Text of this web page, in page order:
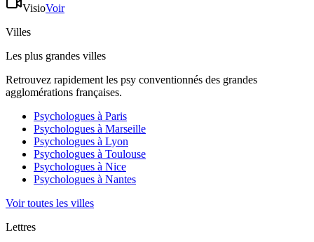
VisioVoir
Villes
Les plus grandes villes
Retrouvez rapidement les psy conventionnés des grandes
agglomérations françaises.
Psychologues à Paris
Psychologues à Marseille
Psychologues à Lyon
Psychologues à Toulouse
Psychologues à Nice
Psychologues à Nantes
Voir toutes les villes
Lettres